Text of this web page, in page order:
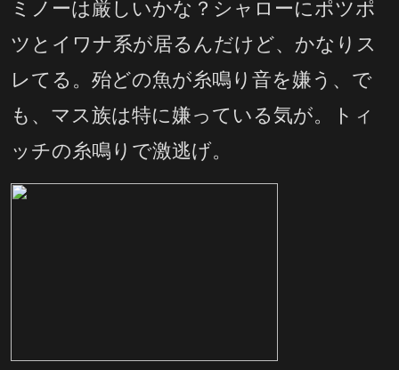
ミノーは厳しいかな？シャローにポツポ
ツとイワナ系が居るんだけど、かなりス
レてる。殆どの魚が糸鳴り音を嫌う、で
も、マス族は特に嫌っている気が。トィ
ッチの糸鳴りで激逃げ。